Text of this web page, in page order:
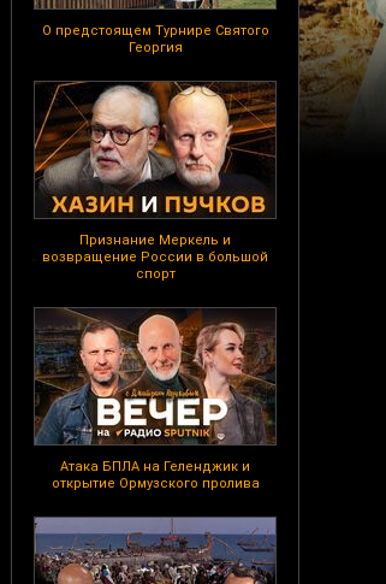
О предстоящем Турнире Святого
Георгия
Признание Меркель и
возвращение России в большой
спорт
Атака БПЛА на Геленджик и
открытие Ормузского пролива